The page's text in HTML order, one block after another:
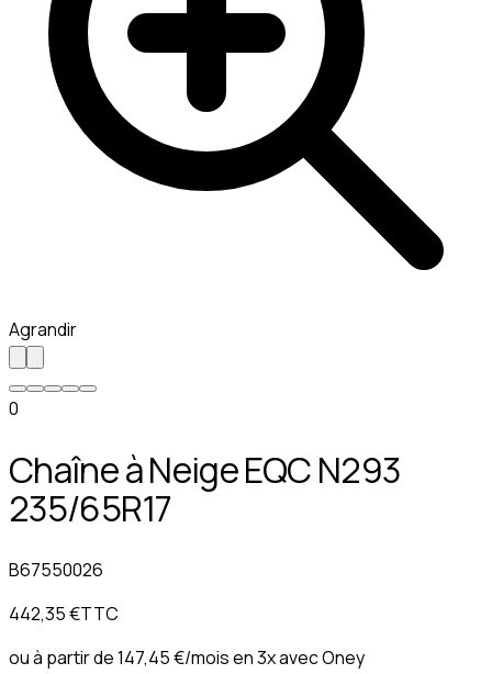
Agrandir
0
Chaîne à Neige EQC N293
235/65R17​
B67550026
442,35 €TTC
ou à partir de147,45 €/mois en 3x avecOney